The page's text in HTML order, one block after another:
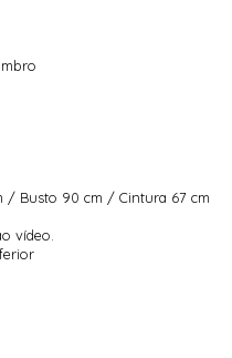
/ Busto 90 cm / Cintura 67 cm
vídeo.